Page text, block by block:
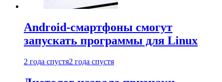
Android-смартфоны смогут
запускать программы для Linux
2 года спустя2 года спустя